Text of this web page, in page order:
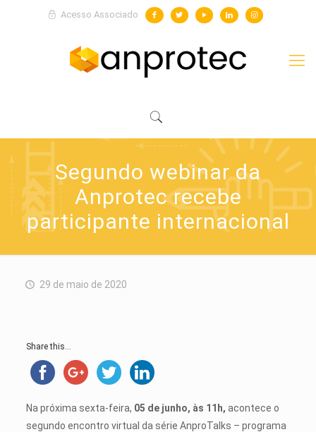
Acesso Associado
Segundo webinar da
Anprotec recebe
participante internacional
29 de maio de 2020
Share this...
Na próxima sexta-feira, 05 de junho, às 11h, acontece o
segundo encontro virtual da série AnproTalks – programa